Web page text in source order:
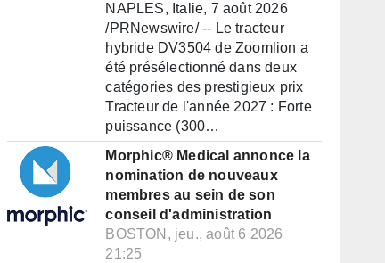
NAPLES, Italie, 7 août 2026
/PRNewswire/ -- Le tracteur
hybride DV3504 de Zoomlion a
été présélectionné dans deux
catégories des prestigieux prix
Tracteur de l'année 2027 : Forte
puissance (300…
Morphic® Medical annonce la
nomination de nouveaux
membres au sein de son
conseil d'administration
BOSTON, jeu., août 6 2026
21:25